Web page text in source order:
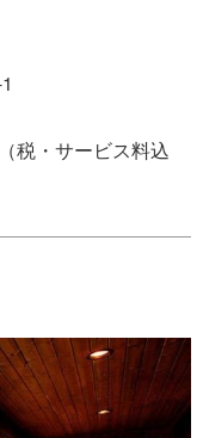
税・サービス料込